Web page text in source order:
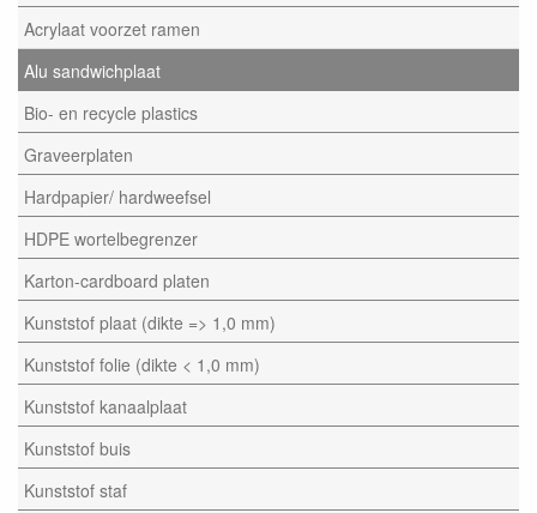
Acrylaat voorzet ramen
Alu sandwichplaat
Bio- en recycle plastics
Graveerplaten
Hardpapier/ hardweefsel
HDPE wortelbegrenzer
Karton-cardboard platen
Kunststof plaat (dikte => 1,0 mm)
Kunststof folie (dikte < 1,0 mm)
Kunststof kanaalplaat
Kunststof buis
Kunststof staf